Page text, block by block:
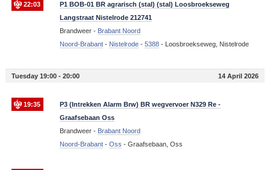
22:03
P1 BOB-01 BR agrarisch (stal) (stal) Loosbroekseweg
Langstraat Nistelrode 212741
Brandweer - Brabant Noord
Noord-Brabant- Nistelrode- 5388- Loosbroekseweg, Nistelrode
Tuesday 19:00 - 20:00 14 April 2026
19:35
P3 (Intrekken Alarm Brw) BR wegvervoer N329 Re -
Graafsebaan Oss
Brandweer - Brabant Noord
Noord-Brabant- Oss - Graafsebaan, Oss